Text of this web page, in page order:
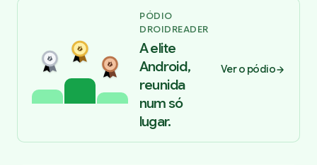
PÓDIO
DROIDREADER
A elite
Android,
reunida
num só
lugar.
Ver o pódio